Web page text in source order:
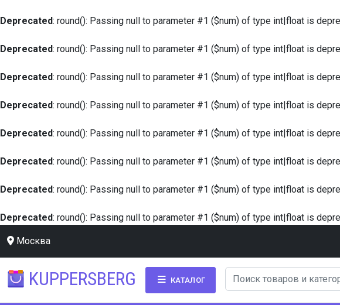
Deprecated: round(): Passing null to parameter #1 ($num) of type int|float is
Deprecated: round(): Passing null to parameter #1 ($num) of type int|float is
Deprecated: round(): Passing null to parameter #1 ($num) of type int|float is
Deprecated: round(): Passing null to parameter #1 ($num) of type int|float is
Deprecated: round(): Passing null to parameter #1 ($num) of type int|float is
Deprecated: round(): Passing null to parameter #1 ($num) of type int|float is
Deprecated: round(): Passing null to parameter #1 ($num) of type int|float is
Deprecated: round(): Passing null to parameter #1 ($num) of type int|float is
Москва
KUPPERSBERG КАТАЛОГ